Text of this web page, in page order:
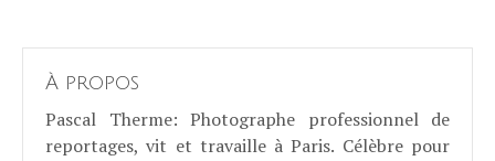
À propos
Pascal Therme: Photographe professionnel de
reportages, vit et travaille à Paris. Célèbre pour